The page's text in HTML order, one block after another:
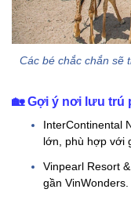
Các bé chắc chắn sẽ
🏡Gợi ý nơi lưu trú
InterContinental
lớn, phù hợp với
Vinpearl Resort
gần VinWonders.